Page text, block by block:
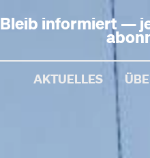
Bleib informiert —
AKTUELLES